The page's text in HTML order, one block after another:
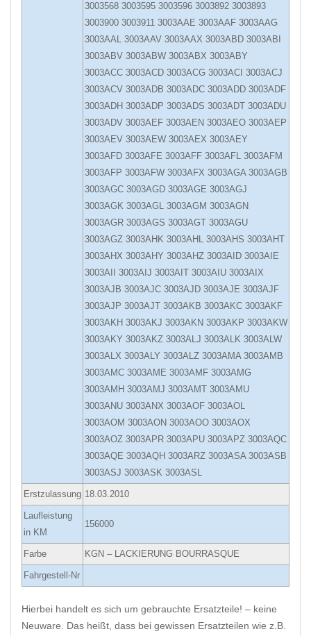
3003568 3003595 3003596 3003892 3003893
3003900 3003911 3003AAE 3003AAF 3003AAG
3003AAL 3003AAV 3003AAX 3003ABD 3003ABI
3003ABV 3003ABW 3003ABX 3003ABY
3003ACC 3003ACD 3003ACG 3003ACI 3003ACJ
3003ACV 3003ADB 3003ADC 3003ADD 3003ADF
3003ADH 3003ADP 3003ADS 3003ADT 3003ADU
3003ADV 3003AEF 3003AEN 3003AEO 3003AEP
3003AEV 3003AEW 3003AEX 3003AEY
3003AFD 3003AFE 3003AFF 3003AFL 3003AFM
3003AFP 3003AFW 3003AFX 3003AGA 3003AGB
3003AGC 3003AGD 3003AGE 3003AGJ
3003AGK 3003AGL 3003AGM 3003AGN
3003AGR 3003AGS 3003AGT 3003AGU
3003AGZ 3003AHK 3003AHL 3003AHS 3003AHT
3003AHX 3003AHY 3003AHZ 3003AID 3003AIE
3003AII 3003AIJ 3003AIT 3003AIU 3003AIX
3003AJB 3003AJC 3003AJD 3003AJE 3003AJF
3003AJP 3003AJT 3003AKB 3003AKC 3003AKF
3003AKH 3003AKJ 3003AKN 3003AKP 3003AKW
3003AKY 3003AKZ 3003ALJ 3003ALK 3003ALW
3003ALX 3003ALY 3003ALZ 3003AMA 3003AMB
3003AMC 3003AME 3003AMF 3003AMG
3003AMH 3003AMJ 3003AMT 3003AMU
3003ANU 3003ANX 3003AOF 3003AOL
3003AOM 3003AON 3003AOO 3003AOX
3003AOZ 3003APR 3003APU 3003APZ 3003AQC
3003AQE 3003AQH 3003ARZ 3003ASA 3003ASB
3003ASJ 3003ASK 3003ASL
Erstzulassung 18.03.2010
Laufleistung
in KM
156000
Farbe KGN – LACKIERUNG BOURRASQUE
Fahrgestell-Nr
Hierbei handelt es sich um gebrauchte Ersatzteile! – keine
Neuware. Das heißt, dass bei gewissen Ersatzteilen wie z.B.